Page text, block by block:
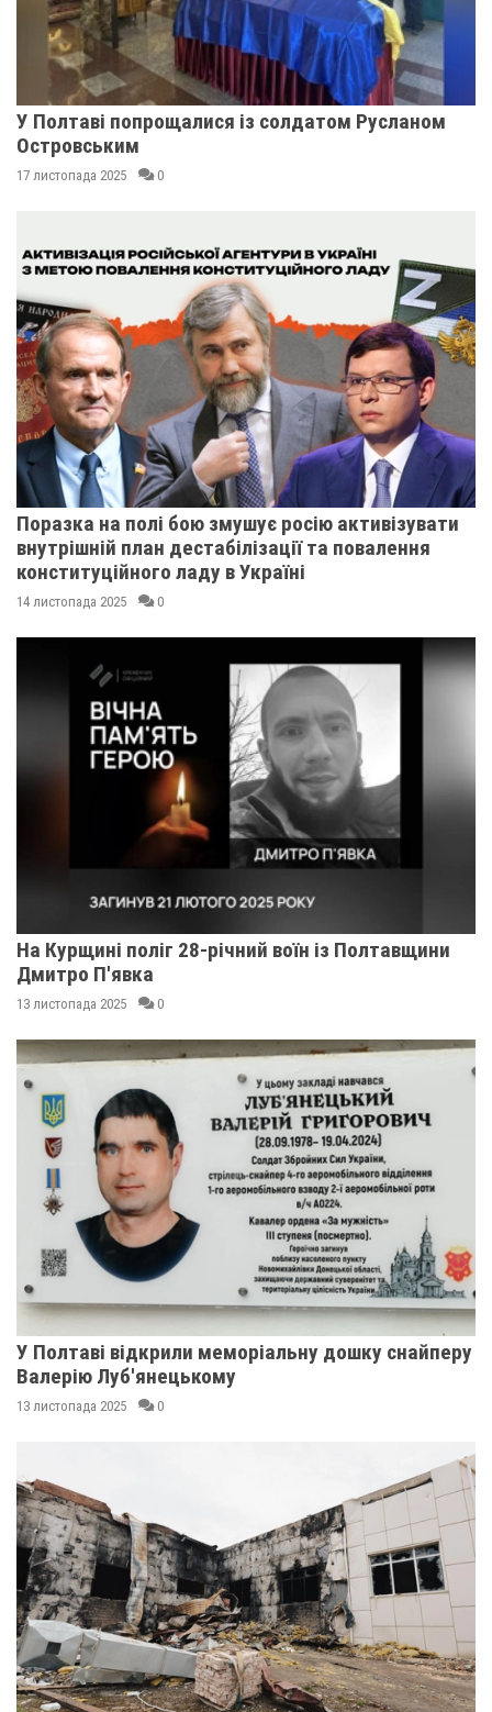
У Полтаві попрощалися із солдатом Русланом
Островським
17 листопада 2025 0
Поразка на полі бою змушує росію активізувати
внутрішній план дестабілізації та повалення
конституційного ладу в Україні
14 листопада 2025 0
На Курщині поліг 28-річний воїн із Полтавщини
Дмитро П'явка
13 листопада 2025 0
У Полтаві відкрили меморіальну дошку снайперу
Валерію Луб'янецькому
13 листопада 2025 0